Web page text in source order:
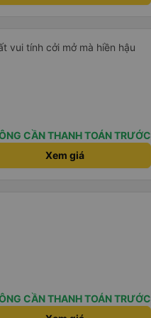
vui tính cởi mở mà hiền hậu
CẦN THANH TOÁN TRƯỚC
Xem giá
CẦN THANH TOÁN TRƯỚC